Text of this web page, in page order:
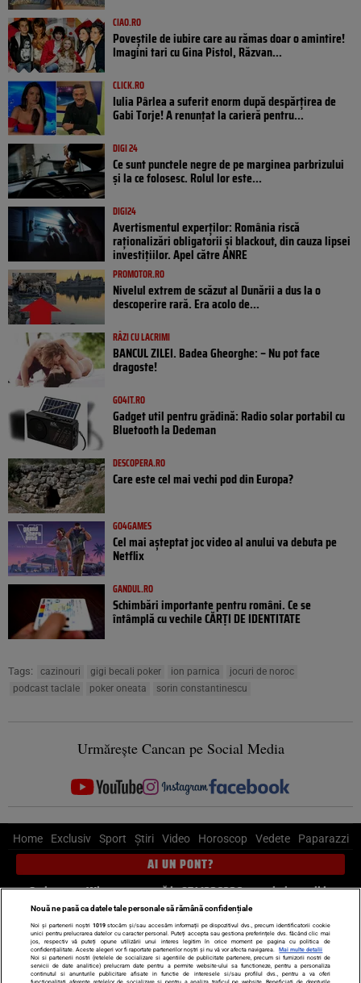
CIAO.RO
Poveştile de iubire care au rămas doar o amintire!
Imagini tari cu Gina Pistol, Răzvan...
CLICK.RO
Iulia Pârlea a suferit enorm după despărțirea de
Gabi Torje! A renunțat la carieră pentru...
DIGI 24
Ce sunt punctele negre de pe marginea parbrizului
și la ce folosesc. Rolul lor este...
DIGI24
Avertismentul experților: România riscă
raționalizări obligatorii și blackout, din cauza lipsei
investițiilor. Apel către ANRE
PROMOTOR.RO
Nivelul extrem de scăzut al Dunării a dus la o
descoperire rară. Era acolo de...
RÂZI CU LACRIMI
BANCUL ZILEI. Badea Gheorghe: – Nu pot face
dragoste!
GO4IT.RO
Gadget util pentru grădină: Radio solar portabil cu
Bluetooth la Dedeman
DESCOPERA.RO
Care este cel mai vechi pod din Europa?
GO4GAMES
Cel mai așteptat joc video al anului va debuta pe
Netflix
GANDUL.RO
Schimbări importante pentru români. Ce se
întâmplă cu vechile CĂRȚI DE IDENTITATE
Tags: cazinouri gigi becali poker ion parnica
jocuri de noroc
podcast taclale
poker oneata sorin constantinescu
Urmărește Cancan pe Social Media
Home Exclusiv Sport Știri Video Horoscop Vedete Paparazzi
AI UN PONT?
Scrie-ne pe Whatsapp, sună la 0741226226 sau trimite mail la
pont@cancan.ro
Știri interne Știri externe
Politică
Ultimele stiri
Diete Insula Iubirii Dictionar de vise LIFE STYLE
Nouă ne pasă ca datele tale personale să rămână confidențiale
Noi și partenerii noștri 1019stocăm și/sau accesăm informații pe dispozitivul dvs., precum identificatorii cookie
unici pentru prelucrarea datelor cu caracter personal. Puteți accepta sau gestiona preferințele dvs. făcând clic mai
jos, respectiv vă puteți opune utilizării unui interes legitim în orice moment pe pagina cu politica de
confidențialitate. Aceste alegeri vor fi raportate partenerilor noștri și nu vă vor afecta navigarea.
Mai multe detalii
Noi si partenerii nostri (retelele de socializare si agentiile de publicitate partenere, precum si furnizorii nostri de
servicii de date analitice) prelucram date pentru a permite website-ului sa functioneze, pentru a personaliza
continutul si anunturile publicitare afisate in functie de interesele si/sau profilul dvs., pentru a va oferi
functionalitati aferente retelelor de socializare si pentru a analiza traficul pe website. Beneficiati de drepturile